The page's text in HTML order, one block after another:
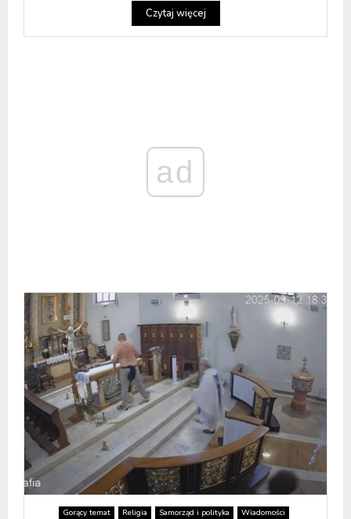
Czytaj więcej
ad
Gorący temat Religia Samorząd i polityka Wiadomości